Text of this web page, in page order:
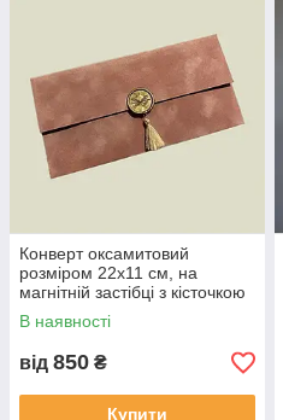
Конверт оксамитовий
розміром 22х11 см, на
магнітній застібці з кісточкою
та печаткою.
В наявності
від 850 ₴
Купити